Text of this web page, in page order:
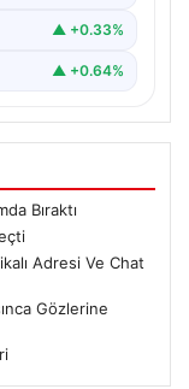
▲ +0.33%
▲ +0.64%
Bıraktı
Adresi Ve Chat
Gözlerine